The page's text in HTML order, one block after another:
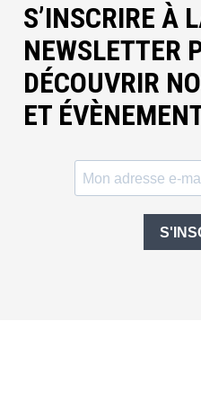
S’INSCRIRE À
NEWSLETTER
DÉCOUVRIR
ET